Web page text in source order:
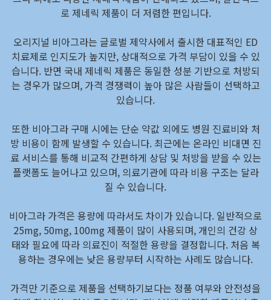
로 제네릭 제품이 더 저렴한 편입니다.
오리지널 비아그라는 글로벌 제약사에서 출시한 대표적인 ED
치료제로 인지도가 높지만, 상대적으로 가격 부담이 있을 수 있
습니다. 반면 국내 제네릭 제품은 동일한 성분 기반으로 처방되
는 경우가 많으며, 가격 경쟁력이 높아 많은 사람들이 선택하고
있습니다.
또한 비아그라 구매 시에는 단순 약값 외에도 병원 진료비와 처
방 비용이 함께 발생할 수 있습니다. 최근에는 온라인 비대면 진
료 서비스를 통해 비교적 간편하게 상담 및 처방을 받을 수 있는
플랫폼도 늘어나고 있으며, 의료기관에 따라 비용 구조는 달라
질 수 있습니다.
비아그라 가격은 용량에 따라서도 차이가 있습니다. 일반적으로
25mg, 50mg, 100mg 제품이 많이 사용되며, 개인의 건강 상
태와 필요에 따라 의료진이 적절한 용량을 결정합니다. 처음 복
용하는 경우에는 낮은 용량부터 시작하는 사례도 많습니다.
가격만 기준으로 제품을 선택하기보다는 정품 여부와 안전성을